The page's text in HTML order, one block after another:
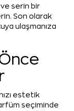
ve serin bir
Son olarak
ulaşmanıza
estetik
seçiminde